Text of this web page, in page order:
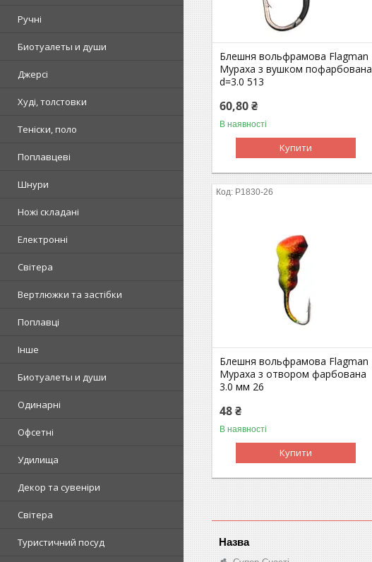
Ручні
Биотуалеты и души
Джерсі
Худі, толстовки
Теніски, поло
Поплавцеві
Шнури
Ножі складані
Електронні
Світера
Вертлюжки та застібки
Поплавці
Інше
Биотуалеты и души
Одинарні
Офсетні
Удилища
Декор та сувеніри
Світера
Туристичний посуд
Блешня вольфрамова Flagman
Мураха з вушком пофарбована
d=3.0 513
60,80 ₴
В наявності
Купити
P1830-26
Блешня вольфрамова Flagman
Мураха з отвором фарбована
3.0 мм 26
48 ₴
В наявності
Купити